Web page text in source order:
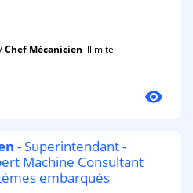
Chef Mécanicien illimité
visibility
- Superintendant -
Machine Consultant
embarqués